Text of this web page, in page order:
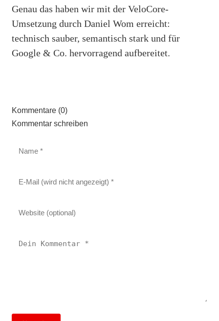
Genau das haben wir mit der VeloCore-
Umsetzung durch Daniel Wom erreicht:
technisch sauber, semantisch stark und für
Google & Co. hervorragend aufbereitet.
Kommentare (0)
Kommentar schreiben